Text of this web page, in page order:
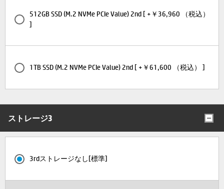
512GB SSD (M.2 NVMe PCIe Value) 2nd [ +￥36,960 （税込）
]
1TB SSD (M.2 NVMe PCIe Value) 2nd [ +￥61,600 （税込） ]
ストレージ3
3rdストレージなし[標準]